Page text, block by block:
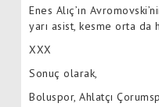
Enes Alıç’ın
yarı asist, kesme orta da
XXX
Sonuç olarak,
Boluspor, Ahlatçı